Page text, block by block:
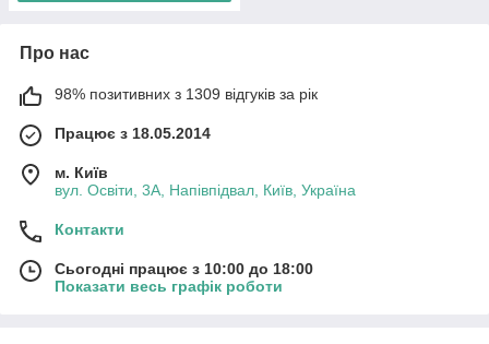
Про нас
98% позитивних з 1309 відгуків за рік
Працює з 18.05.2014
м. Київ
вул. Освіти, 3А, Напівпідвал, Київ, Україна
Контакти
Сьогодні працює з 10:00 до 18:00
Показати весь графік роботи